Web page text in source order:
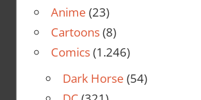
Anime (23)
Cartoons(8)
Comics(1.246)
Dark Horse (54)